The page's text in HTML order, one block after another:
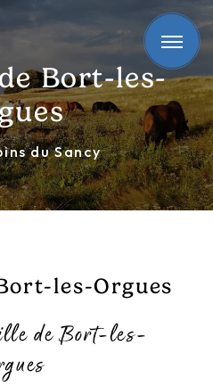
Bort-les-
du Sancy
les-Orgues
de Bort-les-